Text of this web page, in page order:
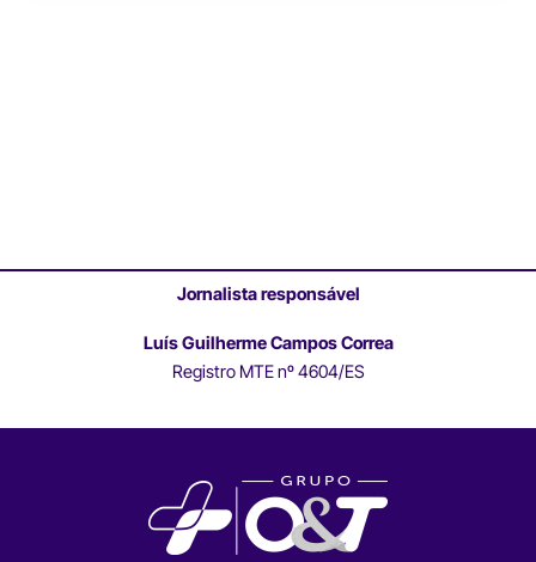
Jornalista responsável
Luís Guilherme Campos Correa
Registro MTE nº 4604/ES